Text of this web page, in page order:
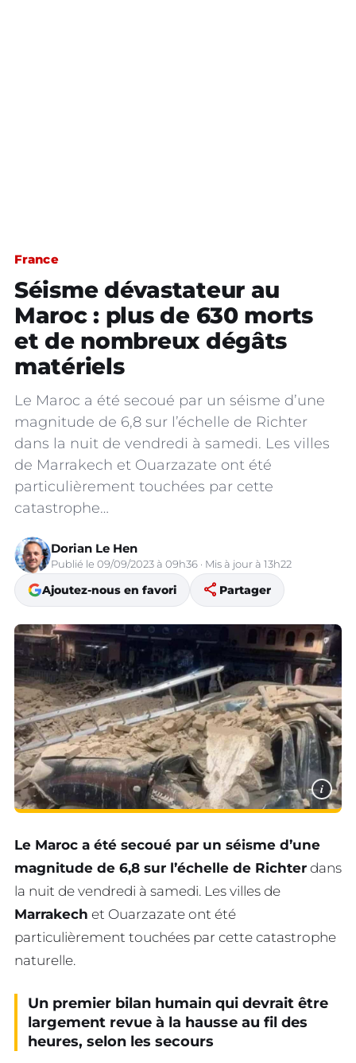
France
Séisme dévastateur au
Maroc : plus de 630 morts
et de nombreux dégâts
matériels
Le Maroc a été secoué par un séisme d’une
magnitude de 6,8 sur l’échelle de Richter
dans la nuit de vendredi à samedi. Les villes
de Marrakech et Ouarzazate ont été
particulièrement touchées par cette
catastrophe…
Dorian Le Hen
Publié le 09/09/2023 à 09h36 · Mis à jour à 13h22
Ajoutez-nous en favori share Partager
i
Le Maroc a été secoué par un séisme d’une
magnitude de 6,8 sur l’échelle de Richter dans
la nuit de vendredi à samedi. Les villes de
Marrakech et Ouarzazate ont été
particulièrement touchées par cette catastrophe
naturelle.
Un premier bilan humain qui devrait être
largement revue à la hausse au fil des
heures, selon les secours